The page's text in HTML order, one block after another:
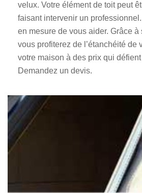
velux. Votre élément de toit peut
faisant intervenir un
en mesure de vous aider. Grâce à
vous profiterez de l’étanchéité de
votre maison à des prix qui
Demandez un devis.